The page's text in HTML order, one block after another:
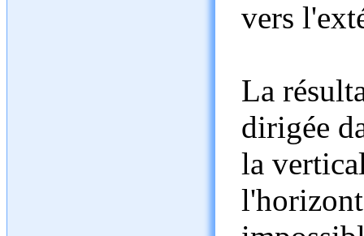
vers
La
dirigée
la